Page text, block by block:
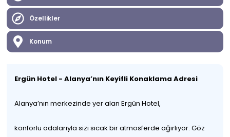
Özellikler
Konum
Ergün Hotel - Alanya’nın Keyifli Konaklama Adresi
Alanya’nın merkezinde yer alan Ergün Hotel,
konforlu odalarıyla sizi sıcak bir atmosferde ağırlıyor. Göz